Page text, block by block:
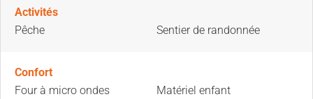
Activités
Pêche
Sentier de randonnée
Confort
Four à micro ondes
Matériel enfant